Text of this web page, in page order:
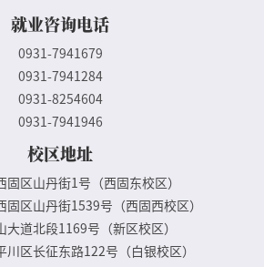
就业咨询电话
0931-7941679
0931-7941284
0931-8254604
0931-7941946
校区地址
固区山丹街1号（西固东校区）
固区山丹街1539号（西固西校区）
大道北段1169号（新区校区）
川区长征东路122号（白银校区）